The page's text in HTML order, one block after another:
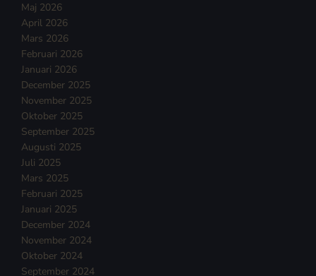
Maj 2026
April 2026
Mars 2026
Februari 2026
Januari 2026
December 2025
November 2025
Oktober 2025
September 2025
Augusti 2025
Juli 2025
Mars 2025
Februari 2025
Januari 2025
December 2024
November 2024
Oktober 2024
September 2024